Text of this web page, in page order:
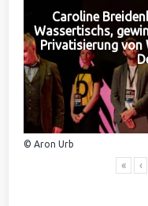
Caroline
Wassertischs,
Privatisierung von
© Aron Urb
« ‹